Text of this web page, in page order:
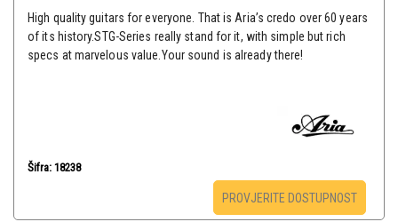
High quality guitars for everyone. That is Aria’s credo over 60 years
of its history.STG-Series really stand for it, with simple but rich
specs at marvelous value.Your sound is already there!
Šifra: 18238
PROVJERITE DOSTUPNOST